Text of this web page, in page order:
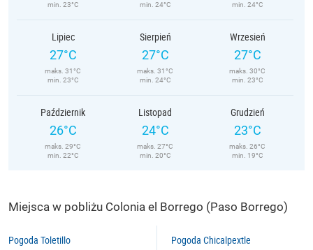
min. 23°C
min. 24°C
min. 24°C
Lipiec
27°C
maks. 31°C
min. 23°C
Sierpień
27°C
maks. 31°C
min. 24°C
Wrzesień
27°C
maks. 30°C
min. 23°C
Październik
26°C
maks. 29°C
min. 22°C
Listopad
24°C
maks. 27°C
min. 20°C
Grudzień
23°C
maks. 26°C
min. 19°C
Miejsca w pobliżu Colonia el Borrego (Paso Borrego)
Pogoda Toletillo Pogoda Chicalpextle